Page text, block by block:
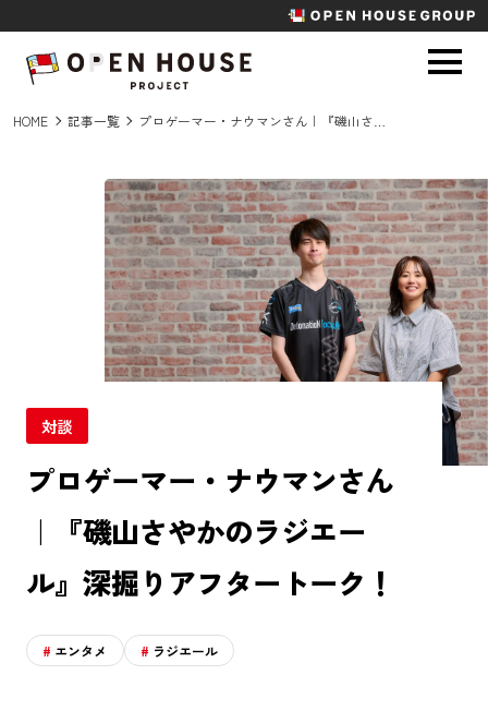
HOME 記事一覧
対談
プロゲーマー・ナウマンさん
｜『磯山さやかのラジエー
ル』深掘りアフタートーク！
エンタメ ラジエール